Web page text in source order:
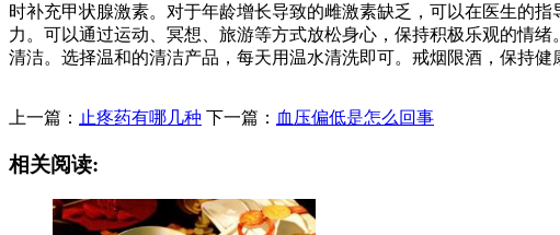
时补充甲状腺激素。对于年龄增长导致的雌激素缺乏，可以在医生的
力。可以通过运动、冥想、旅游等方式放松身心，保持积极乐观的情
清洁。选择温和的清洁产品，每天用温水清洗即可。戒烟限酒，保持
上一篇： 止疼药有哪几种 下一篇： 血压偏低是怎么回事
相关阅读: